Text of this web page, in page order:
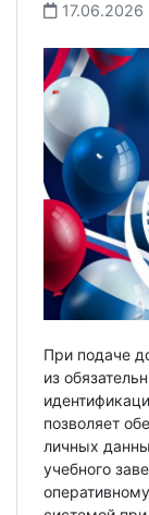
17.06.2026
При подаче
из
позволяет
личных
учебного